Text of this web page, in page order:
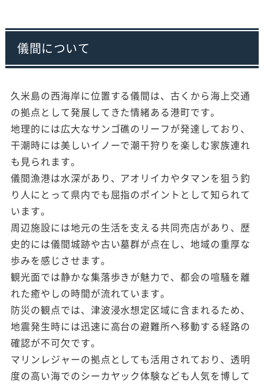
儀間について
久米島の西海岸に位置する儀間は、古くから海上交通
の拠点として発展してきた情緒ある港町です。
地理的には広大なサンゴ礁のリーフが発達しており、
干潮時には美しいイノーで潮干狩りを楽しむ家族連れ
も見られます。
儀間漁港は水深があり、アオリイカやタマンを狙う釣
り人にとって県内でも屈指のポイントとして知られて
います。
周辺施設には地元の生活を支える共同売店があり、歴
史的には儀間城跡や古い墓群が点在し、地域の重厚な
歩みを感じさせます。
観光面では静かな集落歩きが魅力で、都会の喧騒を離
れた癒やしの時間が流れています。
防災の観点では、津波浸水想定区域に含まれるため、
地震発生時には迅速に高台の避難所へ移動する経路の
確認が不可欠です。
マリンレジャーの拠点としても活用されており、透明
度の高い海でのシーカヤック体験なども人気を博して